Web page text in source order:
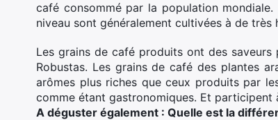
café consommé par la population
niveau sont généralement cultivées à de
Les grains de café produits ont des
Robustas. Les grains de café des plantes
arômes plus riches que ceux produits par
comme étant gastronomiques. Et
A déguster également : Quelle est la